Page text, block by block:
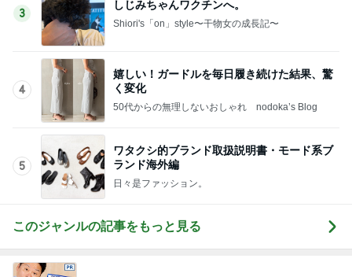
3
しじみちゃんワクチンへ。
Shiori's「on」style〜干物女の成長記〜
4
嬉しい！ガードルを毎日履き続けた結果、驚
く変化
50代からの無理しないおしゃれ nodoka’s Blog
5
ワタクシ的ブランド取扱説明書・モード系ブ
ランド海外編
日々是ファッション。
このジャンルの記事をもっと見る